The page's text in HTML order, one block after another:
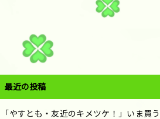
最近の投稿
「やすとも・友近のキメツケ！」いま買う